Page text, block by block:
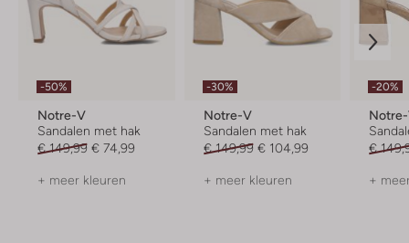
-50%
Notre-V
Sandalen met hak
€ 149,99 € 74,99
+ meer kleuren
-30%
Notre-V
Sandalen met hak
€ 149,99 € 104,99
+ meer kleuren
-20%
€
+